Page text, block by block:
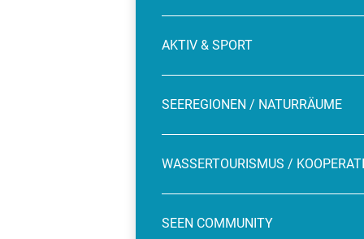
AKTIV & SPORT
SEEREGIONEN / NATURRÄUME
WASSERTOURISMUS /
SEEN COMMUNITY